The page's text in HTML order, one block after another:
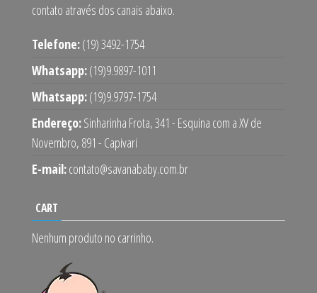
contato através dos canais abaixo.
Telefone:(19) 3492-1754
Whatsapp:(19)9.9897-1011
Whatsapp:(19)9.9797-1754
Endereço:Sinharinha Frota, 341 - Esquina com a XV de
Novembro, 891 - Capivari
E-mail:contato@savanababy.com.br
CART
Nenhum produto no carrinho.